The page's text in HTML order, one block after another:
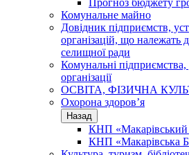
Прогноз бюджету
Комунальне майно
Довідник підприємств,
організацій, що належать
селищної ради
Комунальні
організації
ОСВІТА, ФІЗИЧНА
Охорона здоров’я
Назад
КНП
КНП «Макарівська